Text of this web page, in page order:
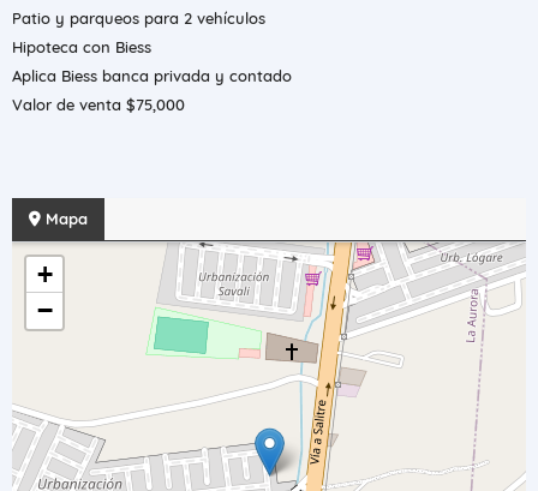
Patio y parqueos para 2 vehículos
Hipoteca con Biess
Aplica Biess banca privada y contado
Valor de venta $75,000
Mapa
+
−